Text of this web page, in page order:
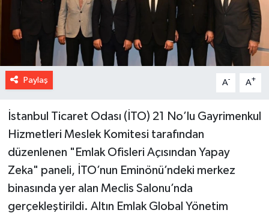
Paylaş A- A+
İstanbul Ticaret Odası (İTO) 21 No’lu Gayrimenkul
Hizmetleri Meslek Komitesi tarafından
düzenlenen "Emlak Ofisleri Açısından Yapay
Zeka" paneli, İTO’nun Eminönü’ndeki merkez
binasında yer alan Meclis Salonu’nda
gerçekleştirildi. Altın Emlak Global Yönetim